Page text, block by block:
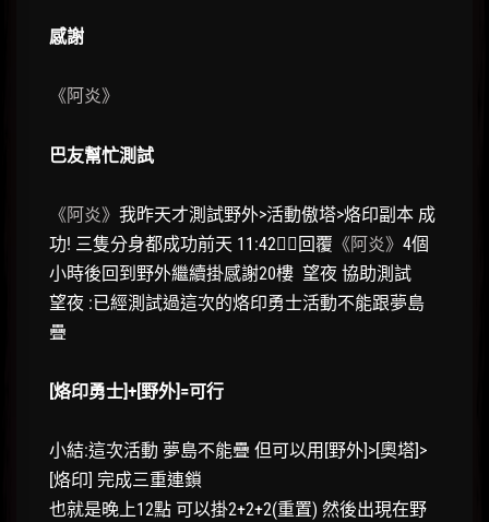
感謝
《阿炎》
巴友幫忙測試
《阿炎》 我昨天才測試野外>活動傲塔>烙印副本 成
功! 三隻分身都成功前天 11:42回覆 《阿炎》 4個
小時後回到野外繼續掛感謝20樓 望夜 協助測試
望夜 :已經測試過這次的烙印勇士活動不能跟夢島
疊
[烙印勇士]+[野外]=可行
小結:這次活動 夢島不能疊 但可以用[野外]>[奧塔]>
[烙印] 完成三重連鎖
也就是晚上12點 可以掛2+2+2(重置) 然後出現在野